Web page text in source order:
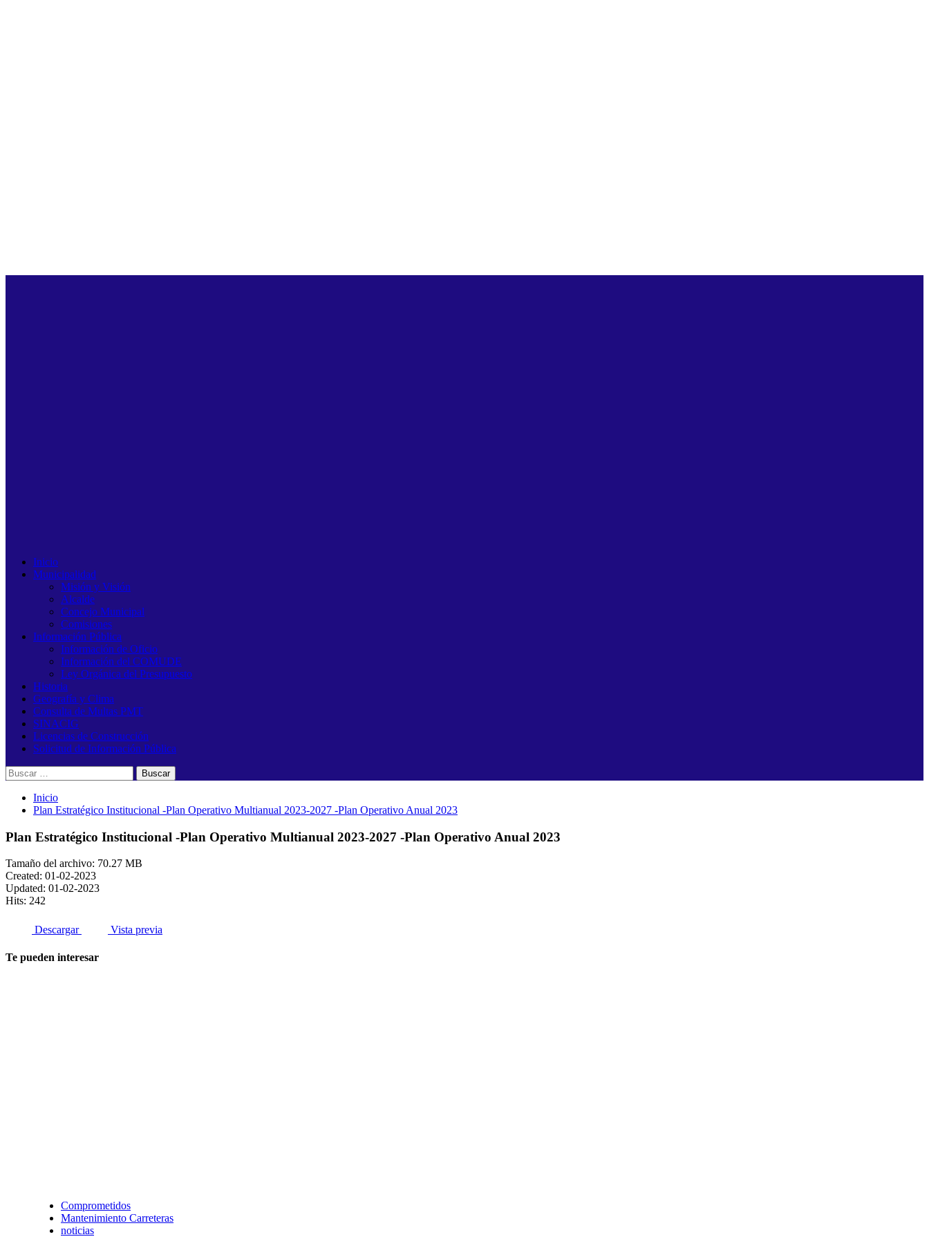
Inicio
Municipalidad
Misión y Visión
Alcalde
Concejo Municipal
Comisiones
Información Pública
Información de Oficio
Información del COMUDE
Ley Orgánica del Presupuesto
Historia
Geografía y Clima
Consulta de Multas PMT
SINACIG
Licencias de Construcción
Solicitud de Información Pública
Buscar:
Inicio
Plan Estratégico Institucional -Plan Operativo Multianual 2023-2027 -Plan Operativo Anual 2023
Plan Estratégico Institucional -Plan Operativo Multianual 2023-2027 -Plan Operativo Anual 2023
Tamaño del archivo: 70.27 MB
Created: 01-02-2023
Updated: 01-02-2023
Hits: 242
Descargar Vista previa
Te pueden interesar
Comprometidos
Mantenimiento Carreteras
noticias